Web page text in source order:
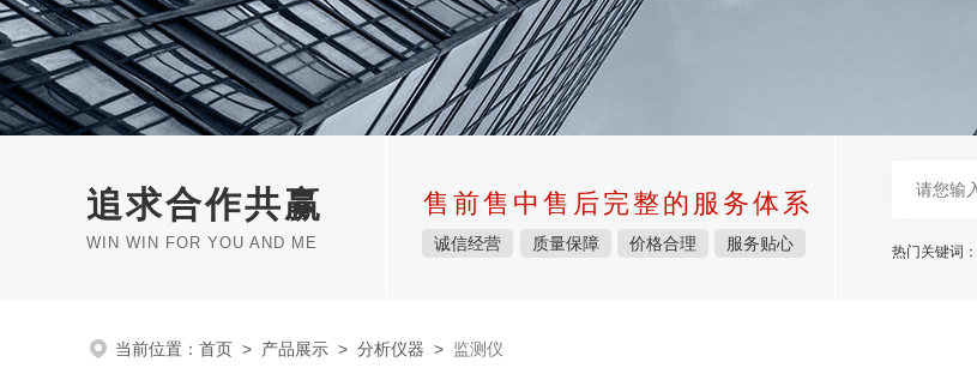
追求合作共赢
WIN WIN FOR YOU AND ME
售前售中售后完整的服务体系
诚信经营 质量保障 价格合理 服务贴心 热门关键词：
当前位置： 首页 > 产品展示 > 分析仪器 > 监测仪